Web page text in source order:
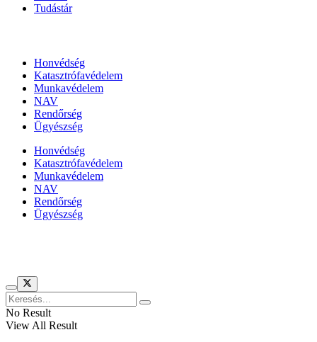
Tudástár
Honvédség
Katasztrófavédelem
Munkavédelem
NAV
Rendőrség
Ügyészség
Honvédség
Katasztrófavédelem
Munkavédelem
NAV
Rendőrség
Ügyészség
No Result
View All Result